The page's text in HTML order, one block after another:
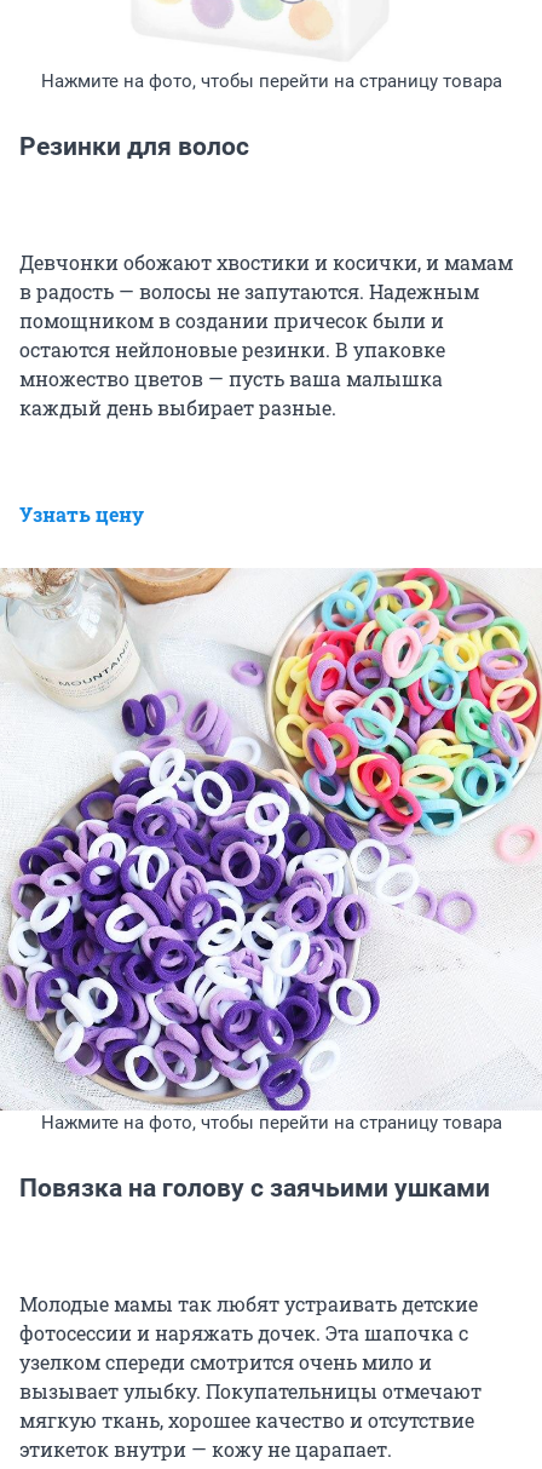
Нажмите на фото, чтобы перейти на страницу товара
Резинки для волос
Девчонки обожают хвостики и косички, и мамам
в радость — волосы не запутаются. Надежным
помощником в создании причесок были и
остаются нейлоновые резинки. В упаковке
множество цветов — пусть ваша малышка
каждый день выбирает разные.
Узнать цену
Нажмите на фото, чтобы перейти на страницу товара
Повязка на голову с заячьими ушками
Молодые мамы так любят устраивать детские
фотосессии и наряжать дочек. Эта шапочка с
узелком спереди смотрится очень мило и
вызывает улыбку. Покупательницы отмечают
мягкую ткань, хорошее качество и отсутствие
этикеток внутри — кожу не царапает.